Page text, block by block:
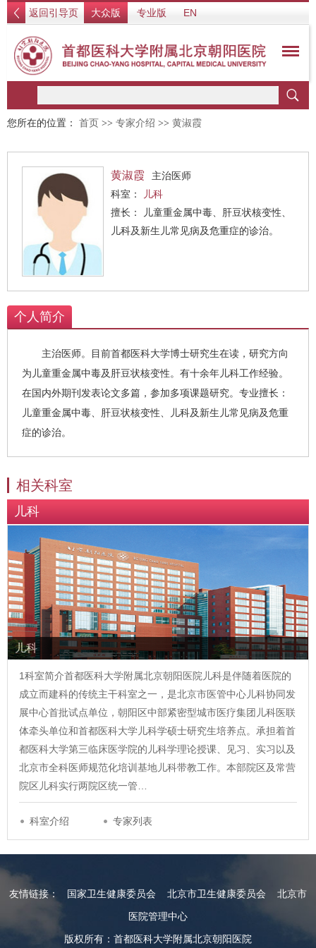
返回引导页 大众版 专业版 EN
您所在的位置： 首页 >> 专家介绍 >> 黄淑霞
黄淑霞
主治医师
科室：
儿科
擅长： 儿童重金属中毒、肝豆状核变性、
儿科及新生儿常见病及危重症的诊治。
个人简介
主治医师。目前首都医科大学博士研究生在读，研究方向
为儿童重金属中毒及肝豆状核变性。有十余年儿科工作经验。
在国内外期刊发表论文多篇，参加多项课题研究。专业擅长：
儿童重金属中毒、肝豆状核变性、儿科及新生儿常见病及危重
症的诊治。
相关科室
儿科
儿科
1科室简介首都医科大学附属北京朝阳医院儿科是伴随着医院的
成立而建科的传统主干科室之一，是北京市医管中心儿科协同发
展中心首批试点单位，朝阳区中部紧密型城市医疗集团儿科医联
体牵头单位和首都医科大学儿科学硕士研究生培养点。承担着首
都医科大学第三临床医学院的儿科学理论授课、见习、实习以及
北京市全科医师规范化培训基地儿科带教工作。本部院区及常营
院区儿科实行两院区统一管…
科室介绍 专家列表
友情链接： 国家卫生健康委员会 北京市卫生健康委员会
北京市
医院管理中心
版权所有：首都医科大学附属北京朝阳医院